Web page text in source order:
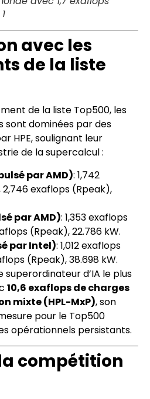
avec les
de la liste
de la liste Top500, les
sont dominées par des
HPE, soulignant leur
de la supercalcul :
par AMD): 1,742
exaflops (Rpeak),
par AMD): 1,353 exaflops
(Rpeak), 22.786 kW.
par Intel): 1,012 exaflops
(Rpeak), 38.698 kW.
superordinateur d’IA le plus
10,6 exaflops de charges
mixte (HPL-MxP), son
pour le Top500
opérationnels persistants.
compétition